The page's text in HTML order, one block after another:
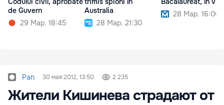
de Guvern
29 Мар. 18:45
Australia
28 Мар. 21:30
28 Мар. 16:00
Pan 30 мая 2012, 13:50 2 235
Жители Кишинева страдают от